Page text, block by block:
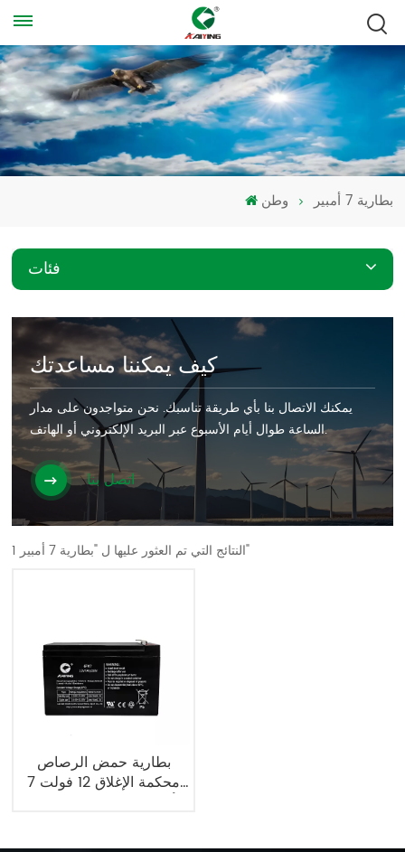
وطن بطارية 7 أمبير
فئات
كيف يمكننا مساعدتك
يمكنك الاتصال بنا بأي طريقة تناسبك. نحن متواجدون على مدار
الساعة طوال أيام الأسبوع عبر البريد الإلكتروني أو الهاتف.
اتصل بنا
1 النتائج التي تم العثور عليها ل "بطارية 7 أمبير"
بطارية حمض الرصاص
محكمة الإغلاق 12 فولت 7